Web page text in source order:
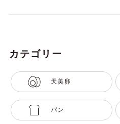
カテゴリー
天美卵
パン